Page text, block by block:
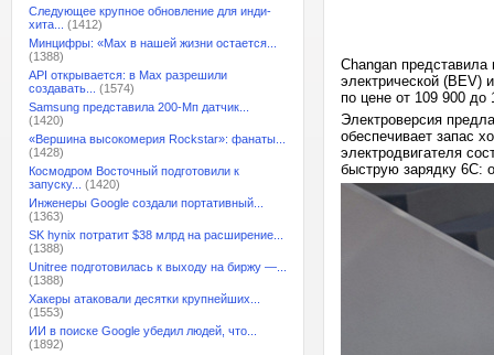
Следующее крупное обновление для инди-
хита...
(1412)
Минцифры: «Max в нашей жизни остается...
(1388)
API открывается: в Max разрешили
создавать...
(1574)
Samsung представила 200-Мп датчик...
(1420)
«Вершина высокомерия Rockstar»: фанаты...
(1428)
Космодром Восточный подготовили к
запуску...
(1420)
Инженеры Google создали портативный...
(1363)
SK hynix потратит $38 млрд на расширение...
(1388)
Unitree подготовилась к выходу на биржу —...
(1388)
Хакеры атаковали десятки крупнейших...
(1553)
ИИ в поиске Google убедил людей, что...
(1892)
Changan
электрической (BEV)
по цене от 109 900
Электроверсия
обеспечивает запас
электродвигателя
быструю зарядку 6C: